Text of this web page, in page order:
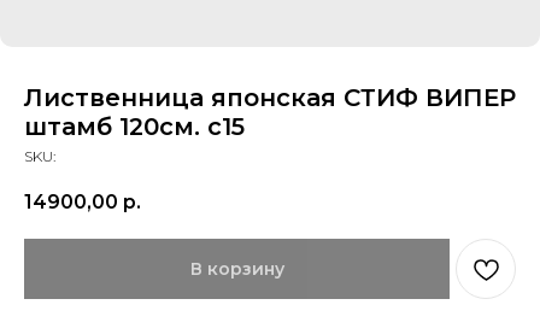
Лиственница японская СТИФ ВИПЕР
штамб 120см. с15
SKU:
14900,00 р.
В корзину